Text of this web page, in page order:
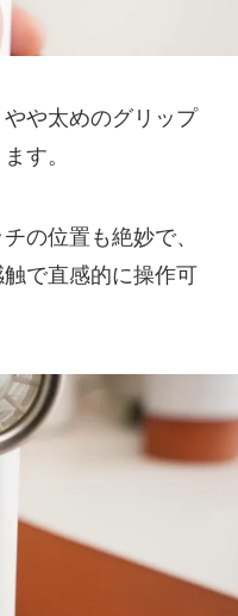
や太めのグリップ
す。
の位置も絶妙で、
で直感的に操作可